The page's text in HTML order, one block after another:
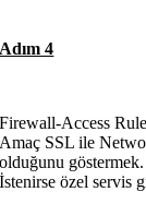
Adım 4
Firewall-Access
Amaç SSL ile
olduğunu
İstenirse özel servis